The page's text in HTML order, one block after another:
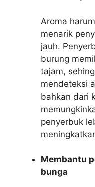
Aroma
menarik
jauh.
burung
tajam,
mendeteksi
bahkan dari
penyerbuk
Membantu
bunga